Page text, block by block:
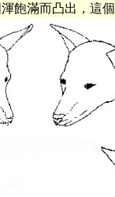
滿而凸出，這個